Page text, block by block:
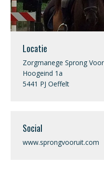
Locatie
Zorgmanege Sprong
Hoogeind 1a
5441 PJ Oeffelt
Social
www.sprongvooruit.com